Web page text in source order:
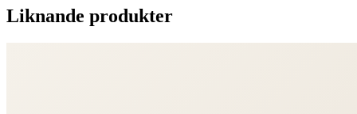
Liknande produkter